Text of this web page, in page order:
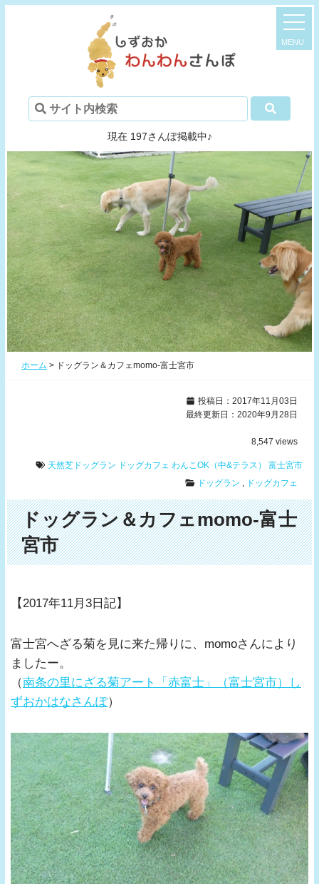
現在 197さんぽ掲載中♪
ホーム > ドッグラン＆カフェmomo-富士宮市
投稿日：2017年11月03日
最終更新日：2020年9月28日
8,547 views
天然芝ドッグラン ドッグカフェ わんこOK（中&テラス）
富士宮市
ドッグラン , ドッグカフェ
ドッグラン＆カフェmomo-富士
宮市
【2017年11月3日記】
富士宮へざる菊を見に来た帰りに、momoさんにより
ましたー。
（南条の里にざる菊アート「赤富士」（富士宮市）し
ずおかはなさんぽ）